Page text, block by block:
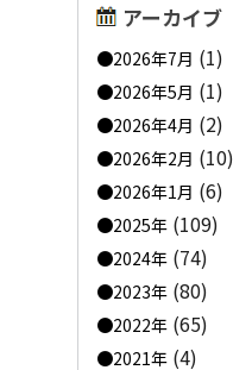
アーカイブ
2026年7月 (1)
2026年5月 (1)
2026年4月 (2)
2026年2月 (10)
2026年1月 (6)
2025年 (109)
2024年 (74)
2023年 (80)
2022年 (65)
2021年 (4)